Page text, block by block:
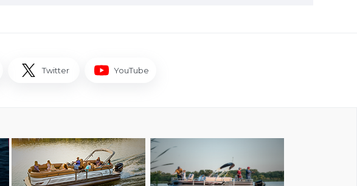
Twitter YouTube